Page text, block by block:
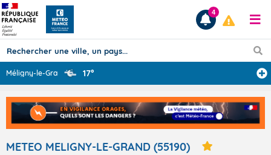
Prévisions
TOUS LES RÉSULTATS
4
Méligny-le-Gran ... 17°
METEO MELIGNY-LE-GRAND (55190)